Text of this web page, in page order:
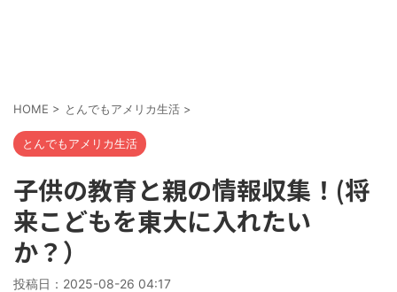
HOME > とんでもアメリカ生活 >
とんでもアメリカ生活
子供の教育と親の情報収集！(将
来こどもを東大に入れたい
か？）
投稿日： 2025-08-26 04:17